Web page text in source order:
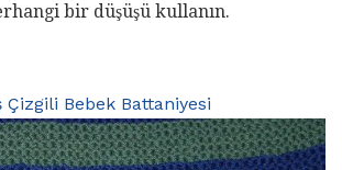
bir düşüşü kullanın.
Bebek Battaniyesi